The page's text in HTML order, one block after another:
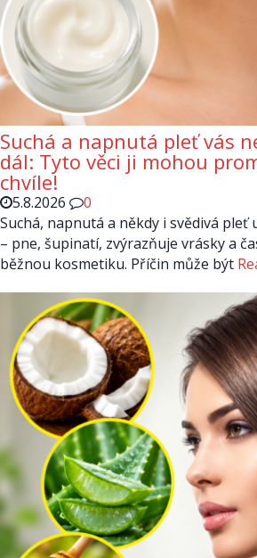
Suchá a napnutá pleť vás
dál: Tyto věci ji mohou
chvíle!
5.8.2026
0
Suchá, napnutá a někdy i svědivá
– pne, šupinatí, zvýrazňuje vrásky a
běžnou kosmetiku. Příčin může být